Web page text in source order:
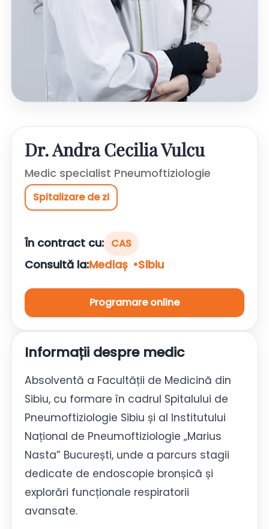
Dr. Andra Cecilia Vulcu
Medic specialist Pneumoftiziologie
Spitalizare de zi
În contract cu: CAS
Consultă la:Mediaș Sibiu
Programare online
Informații despre medic
Absolventă a Facultății de Medicină din
Sibiu, cu formare în cadrul Spitalului de
Pneumoftiziologie Sibiu și al Institutului
Național de Pneumoftiziologie „Marius
Nasta” București, unde a parcurs stagii
dedicate de endoscopie bronșică și
explorări funcționale respiratorii
avansate.